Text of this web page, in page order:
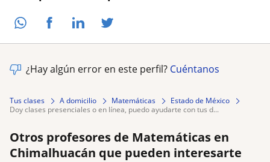
¿Hay algún error en este perfil? Cuéntanos
Tus clases A domicilio Matemáticas
Estado de México
doy clases presenciales o en línea, puedo ayudarte con tus d...
Otros profesores de Matemáticas en
Chimalhuacán que pueden interesarte